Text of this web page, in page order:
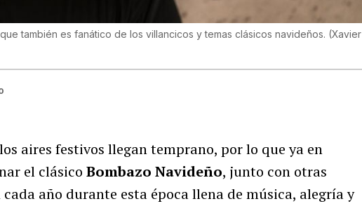
también es fanático de los villancicos y temas clásicos navideños. (Xavier
los aires festivos llegan temprano, por lo que ya en
el clásicoBombazo Navideño, junto con otras
año durante esta época llena de música, alegría y